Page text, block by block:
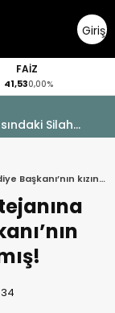
Giriş
Yap
FAİZ
41,530,00%
Silah
Başkanı’nın kızını